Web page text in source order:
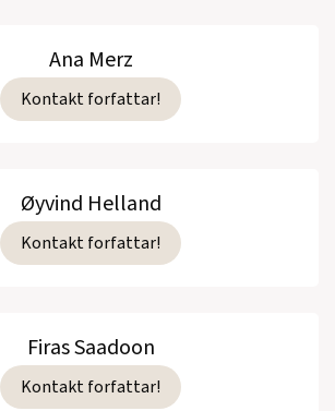
Ana Merz
Kontakt forfattar!
Øyvind Helland
Kontakt forfattar!
Firas Saadoon
Kontakt forfattar!